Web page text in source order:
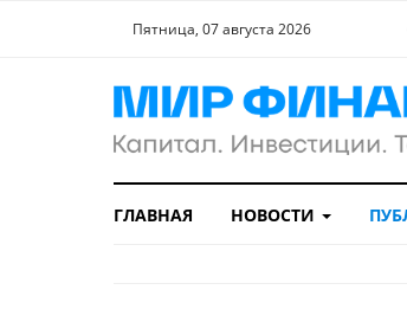
Пятница, 07 августа 2026
ГЛАВНАЯ НОВОСТИ